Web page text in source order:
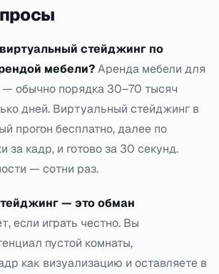
стейджинг по
мебели?Аренда мебели для
обычно порядка 30–70 тысяч
дней. Виртуальный стейджинг в
прогон бесплатно, далее по
за кадр, и готово за 30 секунд.
— сотни раз.
— это обман
если играть честно. Вы
пустой комнаты,
как визуализацию и оставляете в